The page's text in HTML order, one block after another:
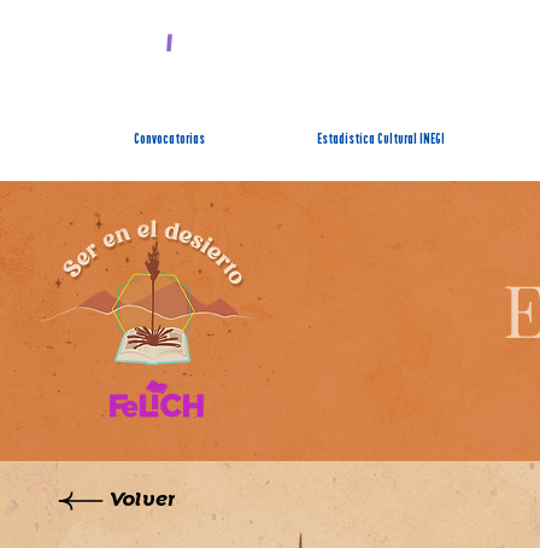
Convocatorias Estadística Cultural INEGI
Volver